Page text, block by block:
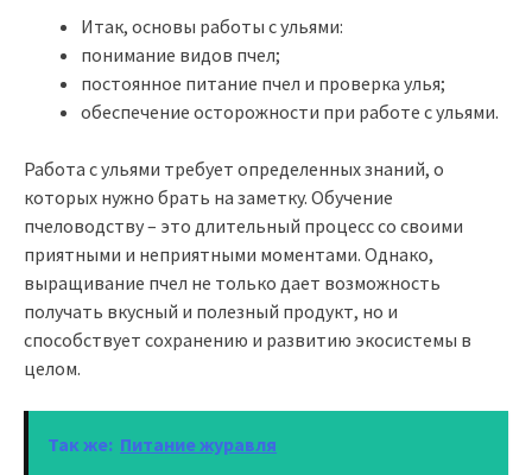
Итак, основы работы с ульями:
понимание видов пчел;
постоянное питание пчел и проверка улья;
обеспечение осторожности при работе с ульями.
Работа с ульями требует определенных знаний, о
которых нужно брать на заметку. Обучение
пчеловодству – это длительный процесс со своими
приятными и неприятными моментами. Однако,
выращивание пчел не только дает возможность
получать вкусный и полезный продукт, но и
способствует сохранению и развитию экосистемы в
целом.
Так же: Питание журавля